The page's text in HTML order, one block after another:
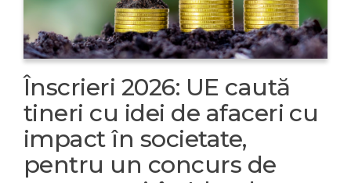
Înscrieri 2026: UE caută
tineri cu idei de afaceri cu
impact în societate,
pentru un concurs de